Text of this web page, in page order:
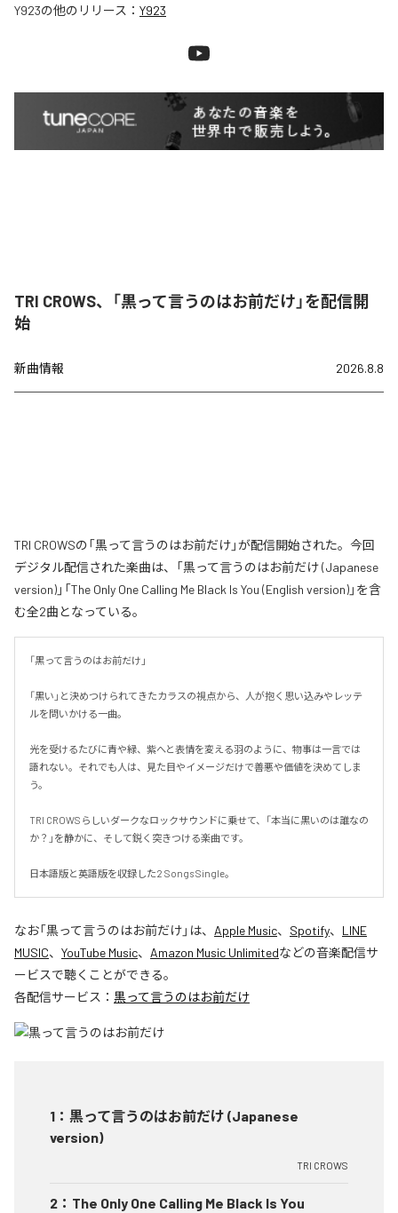
Y923の他のリリース： Y923
TRI CROWS、「黒って言うのはお前だけ」を配信開
始
新曲情報 2026.8.8
TRI CROWSの「黒って言うのはお前だけ」が配信開始された。今回
デジタル配信された楽曲は、「黒って言うのはお前だけ (Japanese
version)」「The Only One Calling Me Black Is You (English version)」を含
む全2曲となっている。
「黒って言うのはお前だけ」
「黒い」と決めつけられてきたカラスの視点から、人が抱く思い込みやレッテ
ルを問いかける一曲。
光を受けるたびに青や緑、紫へと表情を変える羽のように、物事は一言では
語れない。それでも人は、見た目やイメージだけで善悪や価値を決めてしま
う。
TRI CROWSらしいダークなロックサウンドに乗せて、「本当に黒いのは誰なの
か？」を静かに、そして鋭く突きつける楽曲です。
日本語版と英語版を収録した2 Songs Single。
なお「黒って言うのはお前だけ」は、 Apple Music、 Spotify、 LINE
MUSIC、 YouTube Music、 Amazon Music Unlimitedなどの音楽配信サ
ービスで聴くことができる。
各配信サービス： 黒って言うのはお前だけ
1 ： 黒って言うのはお前だけ (Japanese
version)
TRI CROWS
2 ： The Only One Calling Me Black Is You